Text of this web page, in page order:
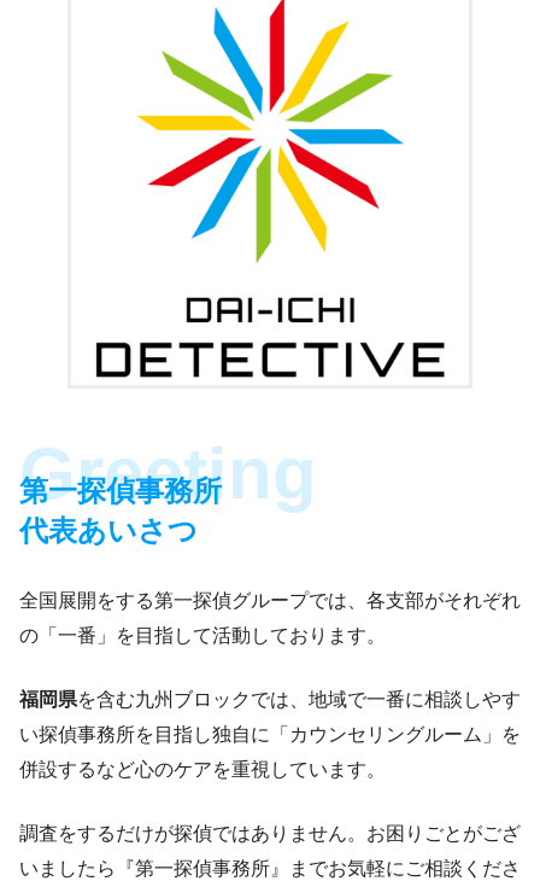
第一探偵事務所
代表あいさつ
全国展開をする第一探偵グループでは、各支部がそれぞれ
の「一番」を目指して活動しております。
福岡県を含む九州ブロックでは、地域で一番に相談しやす
い探偵事務所を目指し独自に「カウンセリングルーム」を
併設するなど心のケアを重視しています。
調査をするだけが探偵ではありません。お困りごとがござ
いましたら『第一探偵事務所』までお気軽にご相談くださ